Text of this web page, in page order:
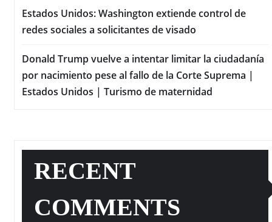
Estados Unidos: Washington extiende control de
redes sociales a solicitantes de visado
Donald Trump vuelve a intentar limitar la ciudadanía
por nacimiento pese al fallo de la Corte Suprema |
Estados Unidos | Turismo de maternidad
RECENT
COMMENTS